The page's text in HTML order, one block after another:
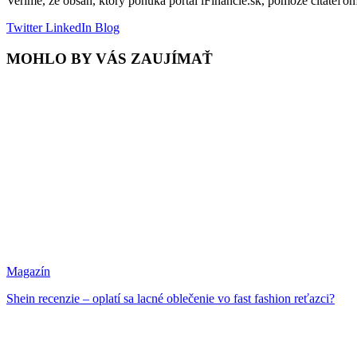
TwitterLinkedIn Blog
MOHLO BY VÁS ZAUJÍMAŤ
Magazín
Shein recenzie – oplatí sa lacné oblečenie vo fast fashion reťazci?